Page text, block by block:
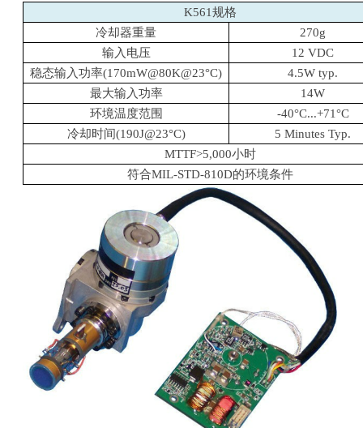
K561规格
冷却器重量
270g
输入电压
12 VDC
稳态输入功率(170mW@80K@23°C)
4.5W typ.
最大输入功率
14W
环境温度范围
-40°C...+71°C
冷却时间(190J@23°C)
5 Minutes Typ.
MTTF>5,000小时
符合MIL-STD-810D的环境条件